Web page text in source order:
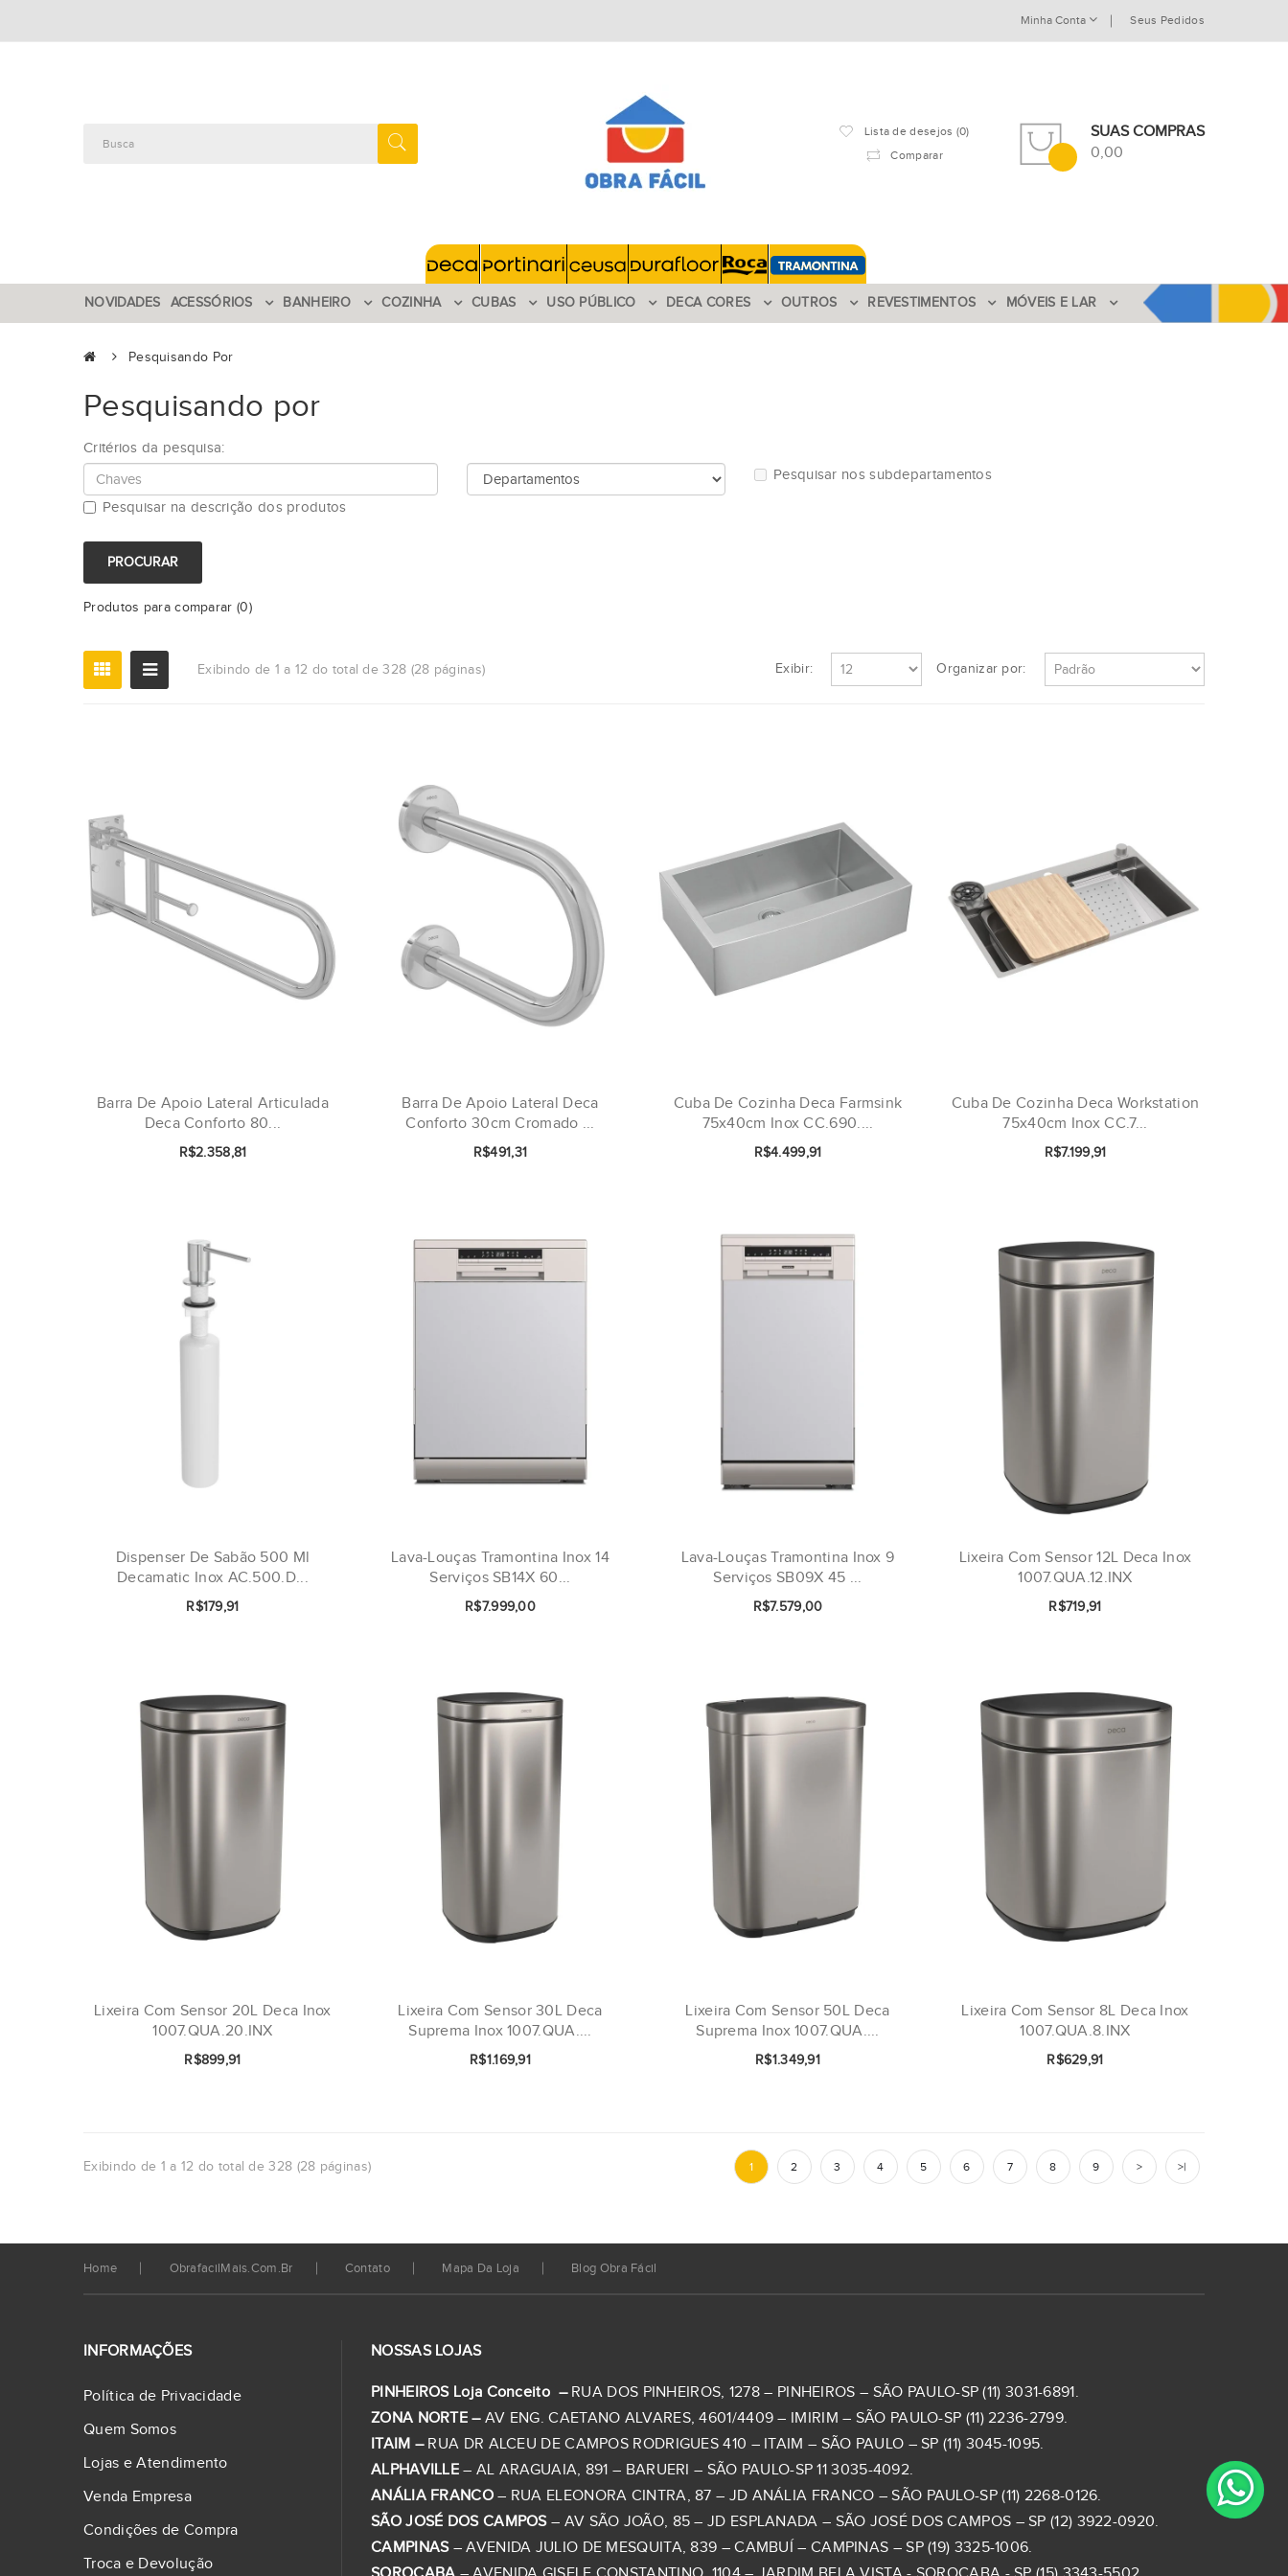
Minha Conta Seus Pedidos
Lista de desejos (0)
Comparar
SUAS COMPRAS
0,00
NOVIDADES ACESSÓRIOS BANHEIRO COZINHA CUBAS USO PÚBLICO DECA CORES OUTROS REVESTIMENTOS MÓVEIS E LAR
Pesquisando Por
Pesquisando por
Critérios da pesquisa:
Pesquisar nos subdepartamentos
Pesquisar na descrição dos produtos
Produtos para comparar (0)
Exibindo de 1 a 12 do total de 328 (28 páginas) Organizar por:
Exibir:
Barra De Apoio Lateral Articulada
Deca Conforto 80...
R$2.358,81
Barra De Apoio Lateral Deca
Conforto 30cm Cromado ...
R$491,31
Cuba De Cozinha Deca Farmsink
75x40cm Inox CC.690....
R$4.499,91
Cuba De Cozinha Deca Workstation
75x40cm Inox CC.7...
R$7.199,91
Dispenser De Sabão 500 Ml
Decamatic Inox AC.500.D...
R$179,91
Lava-Louças Tramontina Inox 14
Serviços SB14X 60...
R$7.999,00
Lava-Louças Tramontina Inox 9
Serviços SB09X 45 ...
R$7.579,00
Lixeira Com Sensor 12L Deca Inox
1007.QUA.12.INX
R$719,91
Lixeira Com Sensor 20L Deca Inox
1007.QUA.20.INX
R$899,91
Lixeira Com Sensor 30L Deca
Suprema Inox 1007.QUA....
R$1.169,91
Lixeira Com Sensor 50L Deca
Suprema Inox 1007.QUA....
R$1.349,91
Lixeira Com Sensor 8L Deca Inox
1007.QUA.8.INX
R$629,91
Exibindo de 1 a 12 do total de 328 (28 páginas) 1 2 3 4 5 6 7 8 9 > >|
Home ObrafacilMais.com.br Contato Mapa Da Loja Blog Obra Fácil
INFORMAÇÕES
Política de Privacidade
Quem Somos
Lojas e Atendimento
Venda Empresa
Condições de Compra
Troca e Devolução
NOSSAS LOJAS
PINHEIROS Loja Conceito – RUA DOS PINHEIROS, 1278 – PINHEIROS – SÃO PAULO-SP (11) 3031-6891.
ZONA NORTE – AV ENG. CAETANO ALVARES, 4601/4409 – IMIRIM – SÃO PAULO-SP (11) 2236-2799.
ITAIM – RUA DR ALCEU DE CAMPOS RODRIGUES 410 – ITAIM – SÃO PAULO – SP (11) 3045-1095.
ALPHAVILLE – AL ARAGUAIA, 891 – BARUERI – SÃO PAULO-SP 11 3035-4092.
ANÁLIA FRANCO– RUA ELEONORA CINTRA, 87 – JD ANÁLIA FRANCO – SÃO PAULO-SP (11) 2268-0126.
SÃO JOSÉ DOS CAMPOS– AV SÃO JOÃO, 85 – JD ESPLANADA – SÃO JOSÉ DOS CAMPOS – SP (12) 3922-0920.
CAMPINAS– AVENIDA JULIO DE MESQUITA, 839 – CAMBUÍ – CAMPINAS – SP (19) 3325-1006.